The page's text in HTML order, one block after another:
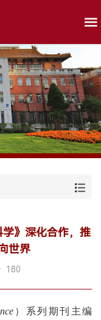
》深化合作，推
世界
180
）系列期刊主编